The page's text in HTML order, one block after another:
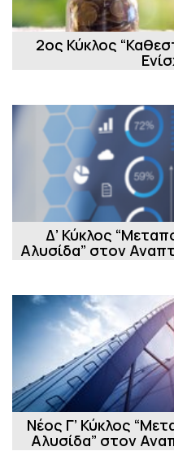
2ος Κύκλος
Δ’ Κύκλος
Αλυσίδα” στον
Νέος Γ’ Κύκλος
Αλυσίδα” στον